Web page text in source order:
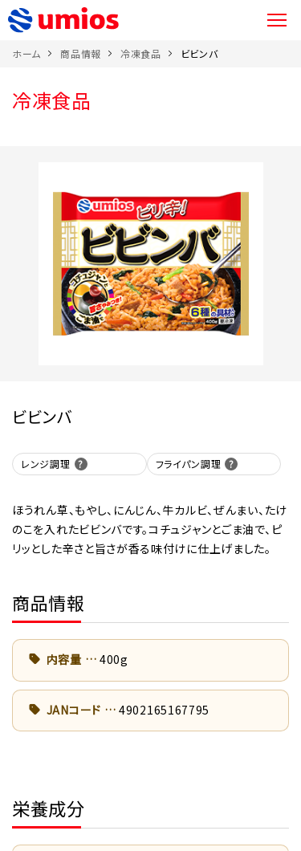
ホーム 商品情報 冷凍食品 ビビンバ
冷凍食品
ビビンバ
レンジ調理 フライパン調理
ほうれん草、もやし、にんじん、牛カルビ、ぜんまい、たけ
のこを入れたビビンバです。コチュジャンとごま油で、ピ
リッとした辛さと旨さが香る味付けに仕上げました。
商品情報
内容量 400g
JANコード 4902165167795
栄養成分